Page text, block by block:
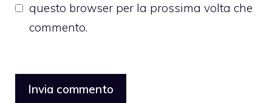
questo browser per la prossima volta che
commento.